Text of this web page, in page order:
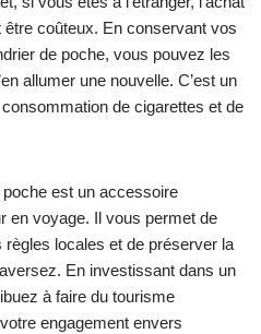
être coûteux. En conservant vos
de poche, vous pouvez les
allumer une nouvelle. C’est un
de cigarettes et de
est un accessoire
en voyage. Il vous permet de
règles locales et de préserver la
En investissant dans un
à faire du tourisme
engagement envers